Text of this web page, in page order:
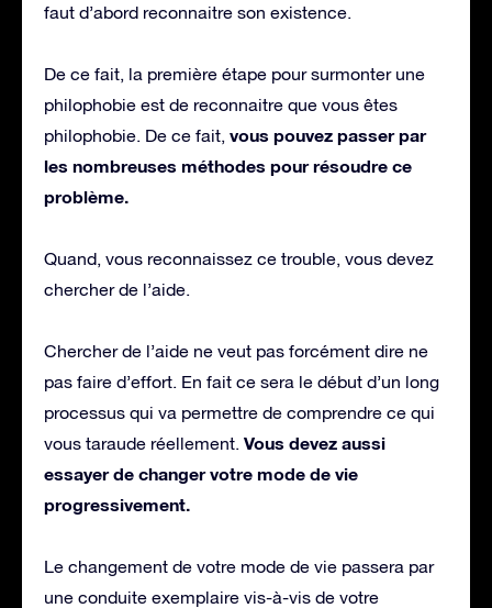
faut d’abord reconnaitre son existence.
De ce fait, la première étape pour surmonter une
philophobie est de reconnaitre que vous êtes
philophobie. De ce fait, vous pouvez passer par
les nombreuses méthodes pour résoudre ce
problème.
Quand, vous reconnaissez ce trouble, vous devez
chercher de l’aide.
Chercher de l’aide ne veut pas forcément dire ne
pas faire d’effort. En fait ce sera le début d’un long
processus qui va permettre de comprendre ce qui
vous taraude réellement. Vous devez aussi
essayer de changer votre mode de vie
progressivement.
Le changement de votre mode de vie passera par
une conduite exemplaire vis-à-vis de votre